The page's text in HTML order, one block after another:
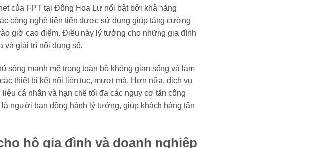
của FPT tại Đông Hoa Lư nổi bật bởi khả năng
công nghệ tiên tiến được sử dụng giúp tăng cường
giờ cao điểm. Điều này lý tưởng cho những gia đình
và giải trí nội dung số.
sóng mạnh mẽ trong toàn bộ không gian sống và làm
thiết bị kết nối liên tục, mượt mà. Hơn nữa, dịch vụ
cá nhân và hạn chế tối đa các nguy cơ tấn công
người bạn đồng hành lý tưởng, giúp khách hàng tận
hộ gia đình và doanh nghiệp